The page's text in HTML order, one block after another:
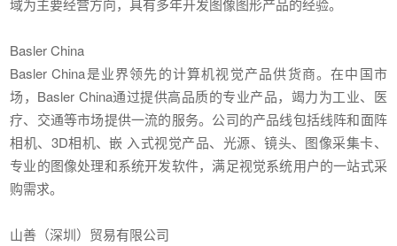
域为主要经营方向，具有多年开发图像图形产品的经验。
Basler China
Basler China是业界领先的计算机视觉产品供货商。在中国市
场，Basler China通过提供高品质的专业产品，竭力为工业、医
疗、交通等市场提供一流的服务。公司的产品线包括线阵和面阵
相机、3D相机、嵌 入式视觉产品、光源、镜头、图像采集卡、
专业的图像处理和系统开发软件，满足视觉系统用户的一站式采
购需求。
山善（深圳）贸易有限公司